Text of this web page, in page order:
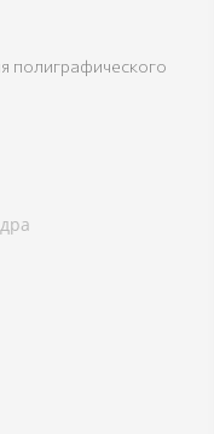
полиграфического